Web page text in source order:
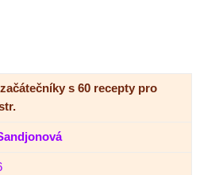
s 60 recepty pro